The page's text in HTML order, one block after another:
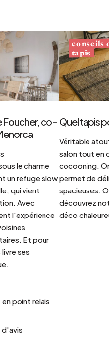
Foucher, co-
le charme
un refuge slow
qui vient
Avec
l'expérience
Et pour
livre ses
conseils
tapis
Quel tapis
Véritable
salon tout en
cocooning.
permet de
spacieuses.
découvrez
déco
en point relais
d'avis